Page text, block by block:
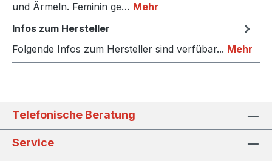
und Ärmeln. Feminin ge… Mehr
Infos zum Hersteller
Folgende Infos zum Hersteller sind verfübar... Mehr
Telefonische Beratung
Service